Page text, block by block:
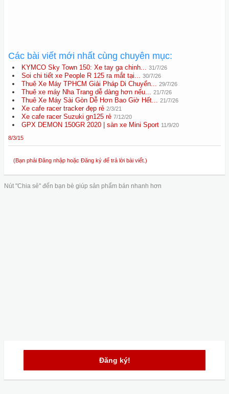
Các bài viết mới nhất cùng chuyên mục:
KYMCO Sky Town 150: Xe tay ga chinh... 31/7/26
Soi chi tiết xe People R 125 ra mắt tại... 30/7/26
Thuê Xe Máy TPHCM Giải Pháp Di Chuyển... 29/7/26
Thuê xe máy Nha Trang dễ dàng hơn nếu... 21/7/26
Thuê Xe Máy Sài Gòn Dễ Hơn Bao Giờ Hết... 21/7/26
Xe cafe racer tracker đẹp rẻ 2/3/21
Xe cafe racer Suzuki gn125 rẻ 7/12/20
GPX DEMON 150GR 2020 | sàn xe Mini Sport 11/9/20
8/3/15
(Bạn phải Đăng nhập hoặc Đăng ký để trả lời bài viết.)
Nút "Chia sẻ" đến bạn bè giúp sản phẩm bán nhanh hơn
Đăng ký!